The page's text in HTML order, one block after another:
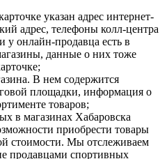
указан адрес интернет-
адрес, телефоны колл-центра
онлайн-продавца есть в
данные о них тоже
В нем содержится
площадки, информация о
товаров;
в магазинах Хабаровска
приобрести товары
стоимости. Мы отслеживаем
продавцами спортивных